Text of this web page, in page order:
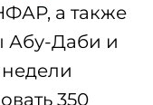
а также
Абу-Даби и
350